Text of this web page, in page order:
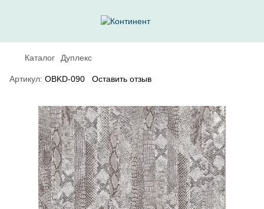
Каталог Дуплекс
Артикул: OBKD-090 Оставить отзыв